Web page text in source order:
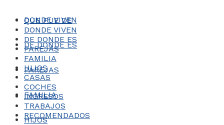
DONDE VIVEN
DE DONDE ES
PAREJAS
FAMILIA
HIJOS
QUE FUE DE
DONDE VIVEN
DE DONDE ES
PAREJAS
FAMILIA
HIJOS
CASAS
COCHES
INGRESOS
TRABAJOS
RECOMENDADOS